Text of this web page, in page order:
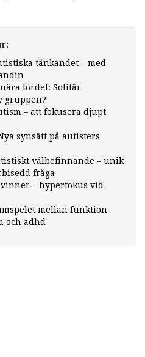
tänkandet – med
fördel: Solitär
gruppen?
– att fokusera djupt
synsätt på autisters
välbefinnande – unik
fråga
– hyperfokus vid
mellan funktion
och adhd